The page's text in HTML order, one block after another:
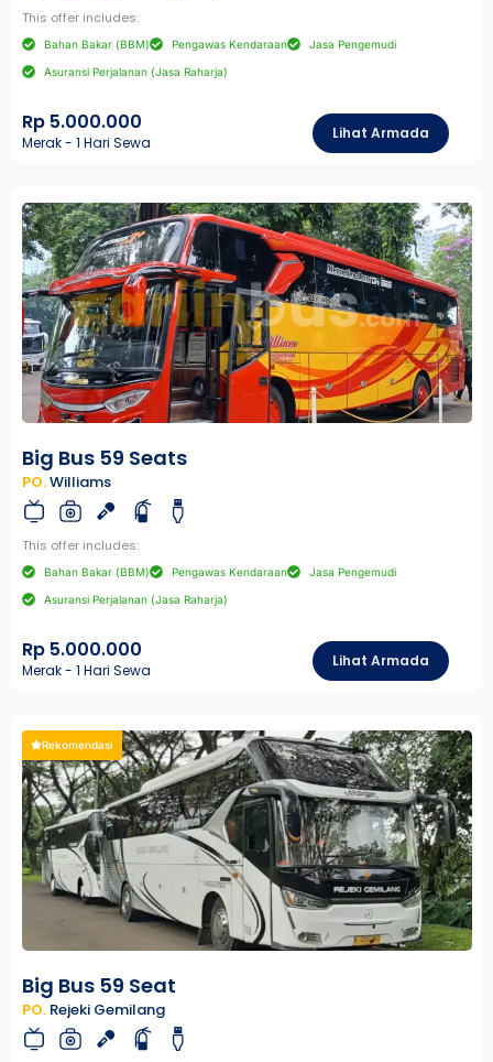
This offer includes:
Bahan Bakar (BBM) Pengawas Kendaraan Jasa Pengemudi
Asuransi Perjalanan (Jasa Raharja)
Rp 5.000.000
Merak - 1 Hari Sewa
Lihat Armada
Big Bus 59 Seats
PO.Williams
This offer includes:
Bahan Bakar (BBM) Pengawas Kendaraan Jasa Pengemudi
Asuransi Perjalanan (Jasa Raharja)
Rp 5.000.000
Merak - 1 Hari Sewa
Lihat Armada
Rekomendasi
Big Bus 59 Seat
PO. Rejeki Gemilang